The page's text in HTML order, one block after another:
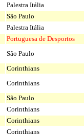
Palestra Itália
São Paulo
Palestra Itália
Portuguesa de Desportos
São Paulo
Corinthians
Corinthians
São Paulo
Corinthians
Corinthians
Corinthians